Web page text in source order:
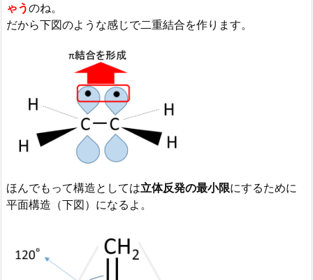
ゃうのね。
だから下図のような感じで二重結合を作ります。
ほんでもって構造としては立体反発の最小限にするために
平面構造（下図）になるよ。